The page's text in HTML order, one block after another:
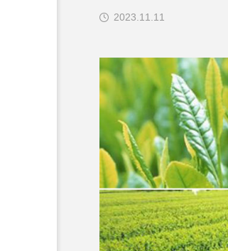
2023.11.11